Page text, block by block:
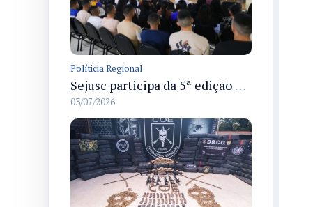
Políticia Regional
Sejusc participa da 5ª edição do Caminhos Literários com foco na cultura hip-hop nas unidades socioeducativas
03/07/2026